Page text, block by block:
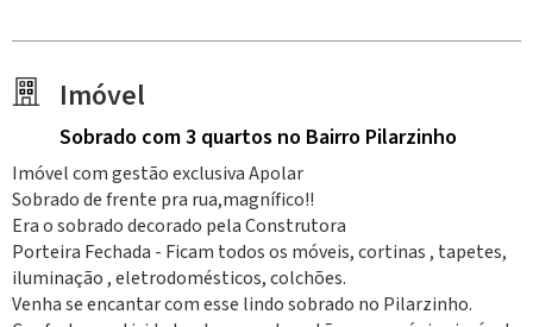
Imóvel
Sobrado com 3 quartos no Bairro Pilarzinho
Imóvel com gestão exclusiva Apolar
Sobrado de frente pra rua,magnífico!!
Era o sobrado decorado pela Construtora
Porteira Fechada - Ficam todos os móveis, cortinas , tapetes,
iluminação , eletrodomésticos, colchões.
Venha se encantar com esse lindo sobrado no Pilarzinho.